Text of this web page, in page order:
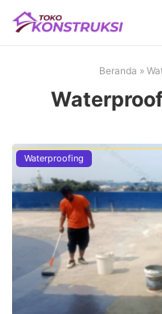
Beranda »
Waterproofing